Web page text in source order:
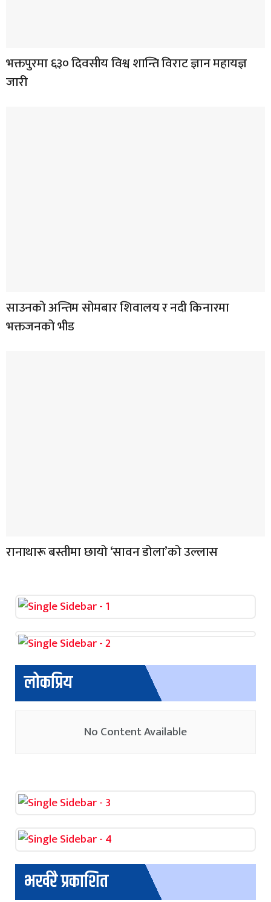
भक्तपुरमा ६३० दिवसीय विश्व शान्ति विराट ज्ञान महायज्ञ
जारी
साउनको अन्तिम सोमबार शिवालय र नदी किनारमा
भक्तजनको भीड
रानाथारू बस्तीमा छायो ‘सावन डोला’को उल्लास
लोकप्रिय
No Content Available
भर्खरै प्रकाशित